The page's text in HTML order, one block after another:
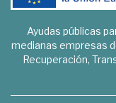
Ayudas públicas
medianas empresas
Recuperación,